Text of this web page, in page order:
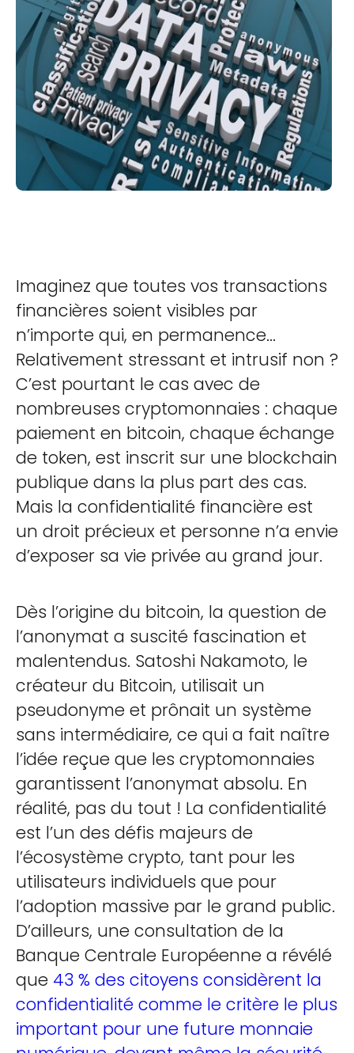
Imaginez que toutes vos transactions
financières soient visibles par
n’importe qui, en permanence...
Relativement stressant et intrusif non ?
C’est pourtant le cas avec de
nombreuses cryptomonnaies : chaque
paiement en bitcoin, chaque échange
de token, est inscrit sur une blockchain
publique dans la plus part des cas.
Mais la confidentialité financière est
un droit précieux et personne n’a envie
d’exposer sa vie privée au grand jour.
Dès l’origine du bitcoin, la question de
l’anonymat a suscité fascination et
malentendus. Satoshi Nakamoto, le
créateur du Bitcoin, utilisait un
pseudonyme et prônait un système
sans intermédiaire, ce qui a fait naître
l’idée reçue que les cryptomonnaies
garantissent l’anonymat absolu. En
réalité, pas du tout ! La confidentialité
est l’un des défis majeurs de
l’écosystème crypto, tant pour les
utilisateurs individuels que pour
l’adoption massive par le grand public.
D’ailleurs, une consultation de la
Banque Centrale Européenne a révélé
que 43 % des citoyens considèrent la
confidentialité comme le critère le plus
important pour une future monnaie